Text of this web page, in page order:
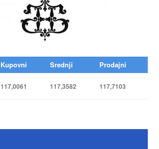
Kupovni Srednji Prodajni
117,0061 117,3582 117,7103